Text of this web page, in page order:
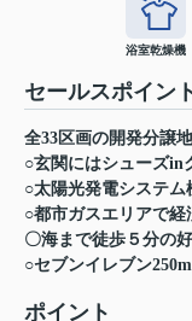
浴室乾燥機
セールスポイン
全33区画の開発分譲地
○玄関にはシューズin
○太陽光発電システム
○都市ガスエリアで経
〇海まで徒歩５分の
○セブンイレブン
ポイント